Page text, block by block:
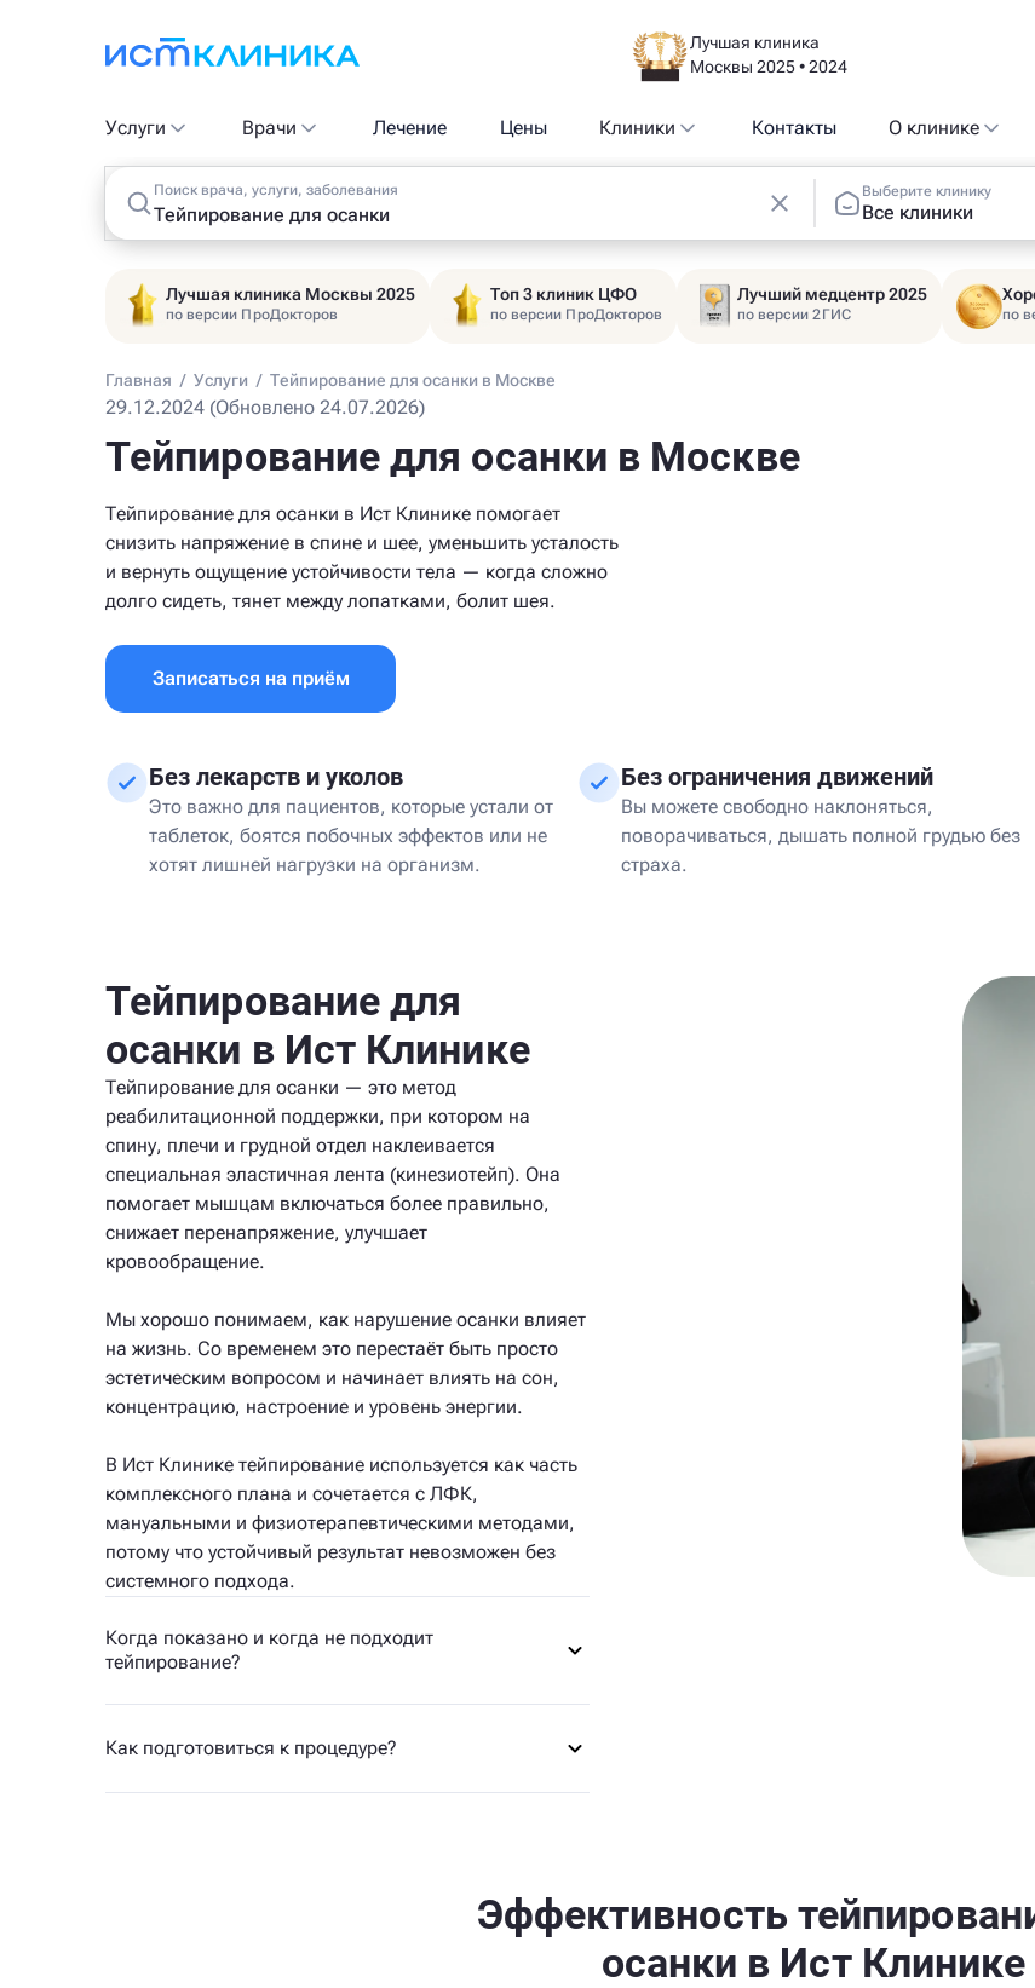
Лучшая клиника
Москвы 2025 • 2024
Услуги Врачи Лечение Цены Клиники Контакты О клинике
Поиск врача, услуги, заболевания Выберите клинику
Все клиники
Лучшая клиника Москвы 2025
по версии ПроДокторов
Топ 3 клиник ЦФО
по версии ПроДокторов
Лучший медцентр 2025
по версии 2ГИС по
Главная / Услуги / Тейпирование для осанки в Москве
29.12.2024 (Обновлено 24.07.2026)
Тейпирование для осанки в Москве
Тейпирование для осанки в Ист Клинике помогает
снизить напряжение в спине и шее, уменьшить усталость
и вернуть ощущение устойчивости тела — когда сложно
долго сидеть, тянет между лопатками, болит шея.
Записаться на приём
Без лекарств и уколов
Это важно для пациентов, которые устали от
таблеток, боятся побочных эффектов или не
хотят лишней нагрузки на организм.
Без ограничения движений
Вы можете свободно наклоняться,
поворачиваться, дышать полной грудью без
страха.
Тейпирование для
осанки в Ист Клинике
Тейпирование для осанки — это метод
реабилитационной поддержки, при котором на
спину, плечи и грудной отдел наклеивается
специальная эластичная лента (кинезиотейп). Она
помогает мышцам включаться более правильно,
снижает перенапряжение, улучшает
кровообращение.
Мы хорошо понимаем, как нарушение осанки влияет
на жизнь. Со временем это перестаёт быть просто
эстетическим вопросом и начинает влиять на сон,
концентрацию, настроение и уровень энергии.
В Ист Клинике тейпирование используется как часть
комплексного плана и сочетается с ЛФК,
мануальными и физиотерапевтическими методами,
потому что устойчивый результат невозможен без
системного подхода.
Когда показано и когда не подходит
тейпирование?
Как подготовиться к процедуре?
Эффективность
осанки в Ист Клинике